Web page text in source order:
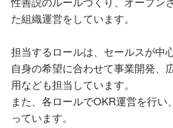
た組織運営をしています。
担当するロールは、セールスが中
自身の希望に合わせて事業開発、
用なども担当しています。
また、各ロールでOKR運営を行
っています。